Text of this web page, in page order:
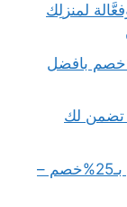
لمنزلِك
المستعمل بالرياض بـ25%خصم بافضل
خبرة تضمن لك
صيانة مكيفات سبليت 24 ساعة بالرياض بـ25%خصم –